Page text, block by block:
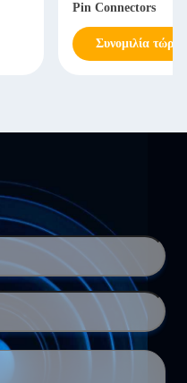
Pin Connectors
Συνομιλία τώρα